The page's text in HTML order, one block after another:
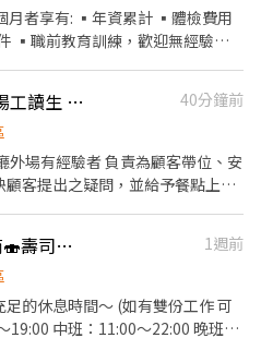
月者享有: ▪年資累計 ▪體檢費用
▪職前教育訓練，歡迎無經驗者
→確認結帳金額→收銀結帳 等 ▪
製作→提供餐點→餐具清洗→庫
日禮券 ▪不定期活動競賽獎金 ▪
為單位計算 ⭕企業魅力 ▪「以
據分析等專業知識 ▪升遷快速且
加薪的機會 ▪享有完善的福利
美味平價壽司，致力成為頂尖品
火鍋世家 台中旱溪店內/外場工讀生 計時組長
40分鐘前
外場有經驗者 負責為顧客帶位、安
客提出之疑問，並給予餐點上的
師的助手，處理烹飪前與烹飪中之
責洗、剝、削、切各種食材。 負
備不同餐點所需要的食材。 協助
盤、打包外帶服務。
有餐飲工作經驗佳 🇯🇵日商🍣壽司郎-台中遠雄店
1週前
的休息時間～ (如有雙份工作 可
19:00 中班：11:00～22:00 晚班：